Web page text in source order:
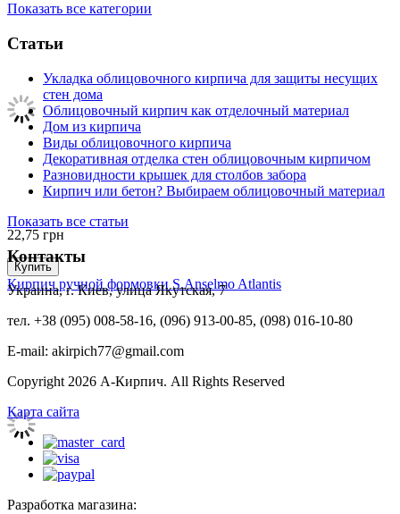
22,75 грн
Купить
Кирпич ручной формовки S.Anselmo Atlantis
Показать все категории
Статьи
Укладка облицовочного кирпича для защиты несущих
стен дома
Облицовочный кирпич как отделочный материал
Дом из кирпича
Виды облицовочного кирпича
Декоративная отделка стен облицовочным кирпичом
Разновидности крышек для столбов забора
Кирпич или бетон? Выбираем облицовочный материал
Показать все статьи
Контакты
Украина, г. Киев, улица Якутская, 7
тел. +38 (095) 008-58-16, (096) 913-00-85, (098) 016-10-80
E-mail: akirpich77@gmail.com
Copyright 2026 А-Кирпич. All Rights Reserved
Карта сайта
Разработка магазина: